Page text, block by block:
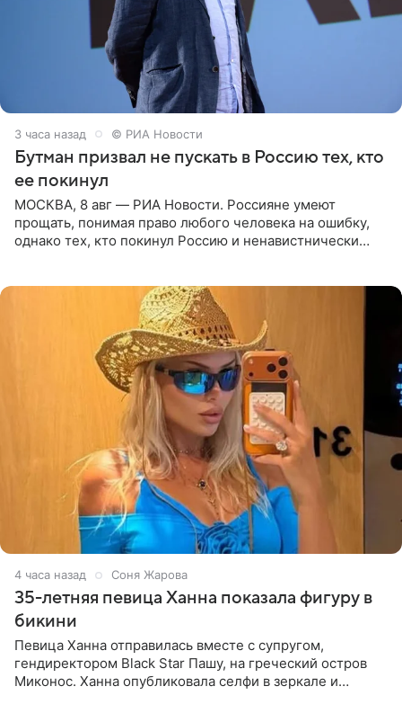
3 часа назад © РИА Новости
Бутман призвал не пускать в Россию тех, кто
ее покинул
МОСКВА, 8 авг — РИА Новости. Россияне умеют
прощать, понимая право любого человека на ошибку,
однако тех, кто покинул Россию и ненавистнически
4 часа назад Соня Жарова
35-летняя певица Ханна показала фигуру в
бикини
Певица Ханна отправилась вместе с супругом,
гендиректором Black Star Пашу, на греческий остров
Миконос. Ханна опубликовала селфи в зеркале и